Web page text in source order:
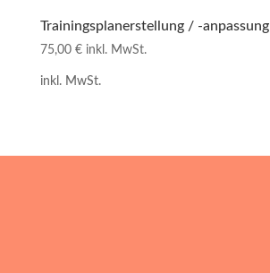
Trainingsplanerstellung / -anpassung
75,00 € inkl. MwSt.
inkl. MwSt.